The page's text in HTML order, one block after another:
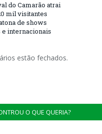
do Camarão atrai
mil visitantes
de shows
e internacionais
estão fechados.
O QUE QUERIA?